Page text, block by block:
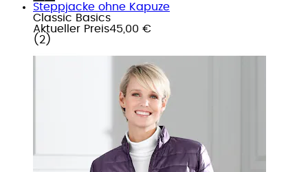
Steppjacke ohne Kapuze
Classic Basics
Aktueller Preis45,00 €
( 2 )